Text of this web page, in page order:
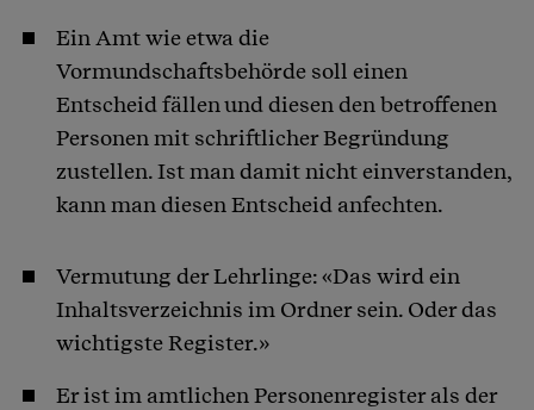
Ein Amt wie etwa die
Vormundschaftsbehörde soll einen
Entscheid fällen und diesen den betroffenen
Personen mit schriftlicher Begründung
zustellen. Ist man damit nicht einverstanden,
kann man diesen Entscheid anfechten.
Vermutung der Lehrlinge: «Das wird ein
Inhaltsverzeichnis im Ordner sein. Oder das
wichtigste Register.»
Er ist im amtlichen Personenregister als der